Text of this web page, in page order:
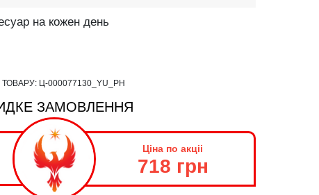
на кожен день
ТОВАРУ: Ц-000077130_YU_PH
ЗАМОВЛЕННЯ
Ціна по акціі
718 грн